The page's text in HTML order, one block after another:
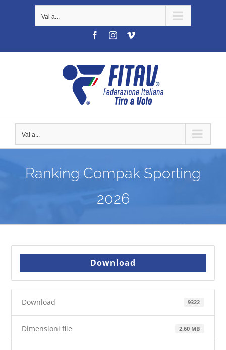
Vai a...
FacebookInstagramVimeo
Vai a...
Ranking Compak Sporting
2026
Download
Download 9322
Dimensioni file 2.60 MB